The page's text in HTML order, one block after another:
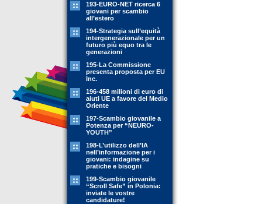
193-EURO-NET ricerca 6
giovani per scambio
all’estero
194-Strategia sull’equità
intergenerazionale per un
futuro più equo tra le
generazioni
195-La Commissione
presenta proposta per EU
Inc.
196-458 milioni di euro di
aiuti UE a favore del Medio
Oriente
197-Scambio giovanile a
Potenza per “NEURO-
YOUTH”
198-L’utilizzo dell’IA
nell’informazione per i
giovani: indagine su
pratiche e bisogni
199-Scambio giovanile
“Scroll Safe” in Polonia:
inviate le vostre
candidature!